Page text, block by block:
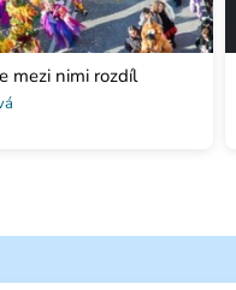
mezi nimi rozdíl